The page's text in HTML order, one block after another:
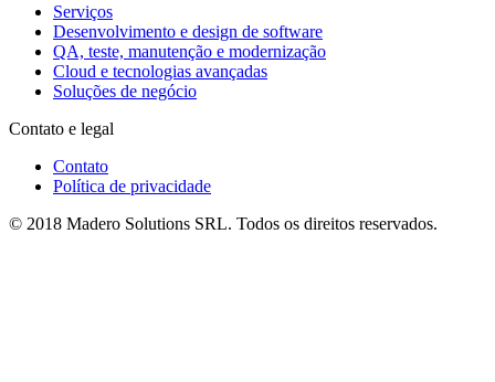
Serviços
Desenvolvimento e design de software
QA, teste, manutenção e modernização
Cloud e tecnologias avançadas
Soluções de negócio
Contato e legal
Contato
Política de privacidade
© 2018 Madero Solutions SRL. Todos os direitos reservados.